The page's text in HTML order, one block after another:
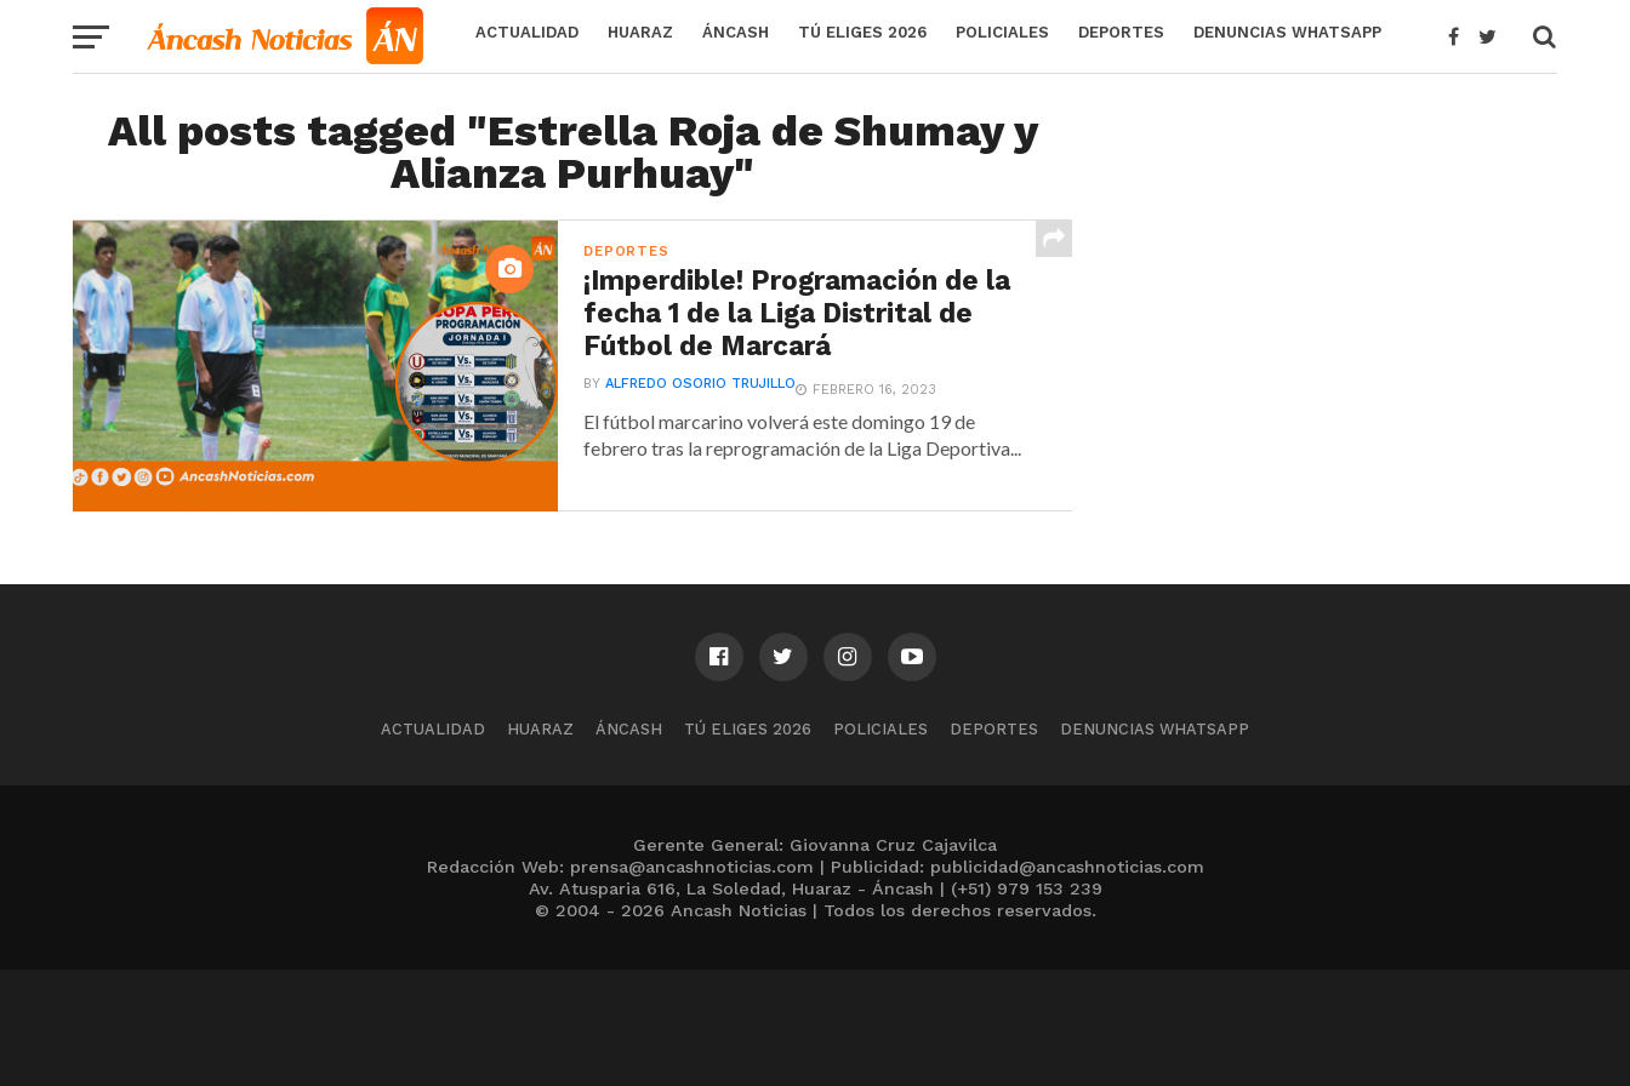
ACTUALIDAD HUARAZ ÁNCASH TÚ ELIGES 2026 POLICIALES DEPORTES DENUNCIAS WHATSAPP
All posts tagged "Estrella Roja de Shumay y
Alianza Purhuay"
DEPORTES
¡Imperdible! Programación de la
fecha 1 de la Liga Distrital de
Fútbol de Marcará
BYALFREDO OSORIO TRUJILLO FEBRERO 16, 2023
El fútbol marcarino volverá este domingo 19 de
febrero tras la reprogramación de la Liga Deportiva...
ACTUALIDAD HUARAZ ÁNCASH TÚ ELIGES 2026 POLICIALES DEPORTES DENUNCIAS WHATSAPP
Gerente General: Giovanna Cruz Cajavilca
Redacción Web: prensa@ancashnoticias.com | Publicidad: publicidad@ancashnoticias.com
Av. Atusparia 616, La Soledad, Huaraz - Áncash | (+51) 979 153 239
© 2004 - 2026 Ancash Noticias | Todos los derechos reservados.